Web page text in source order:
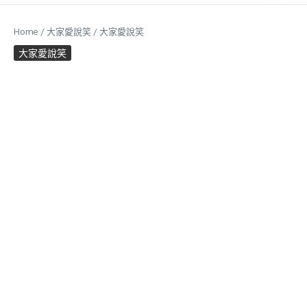
Home /大家愛說笑 /大家愛說笑
大家愛說笑